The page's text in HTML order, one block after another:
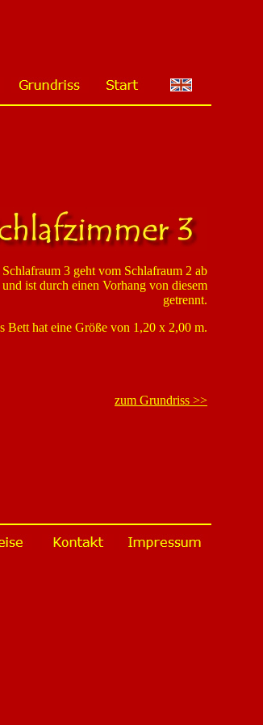
3 geht vom Schlafraum 2 ab
und ist durch einen Vorhang von diesem
getrennt.
Bett hat eine Größe von 1,20 x 2,00 m.
zum Grundriss >>